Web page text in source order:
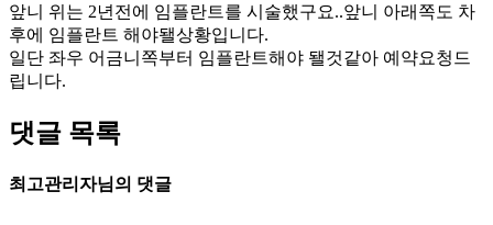
앞니 위는 2년전에 임플란트를 시술했구요..앞니 아래쪽도 차
후에 임플란트 해야됄상황입니다.
일단 좌우 어금니쪽부터 임플란트해야 됄것같아 예약요청드
립니다.
댓글 목록
최고관리자님의 댓글